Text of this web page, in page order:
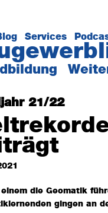
Services
21/22
die Geomatik
gingen an